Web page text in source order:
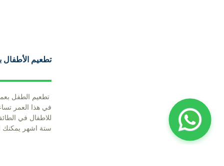
تطعيم
تطعيم الطفل
في هذا العمر
للاطفال في
ستة اشهر يمكنك